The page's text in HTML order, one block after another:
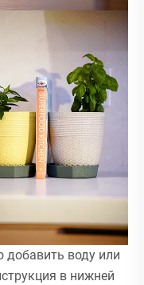
воду или
в нижней